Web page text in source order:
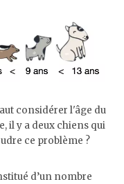
considérer l'âge du
il y a deux chiens qui
ce problème ?
d’un nombre